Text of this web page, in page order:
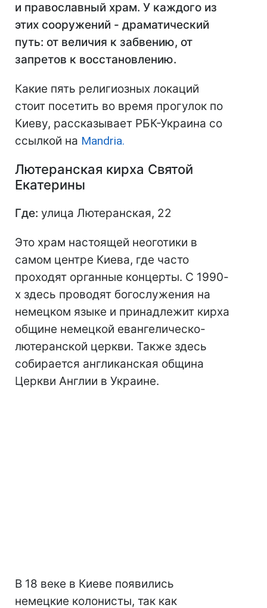
и православный храм. У каждого из
этих сооружений - драматический
путь: от величия к забвению, от
запретов к восстановлению.
Какие пять религиозных локаций
стоит посетить во время прогулок по
Киеву, рассказывает РБК-Украина со
ссылкой на Mandria.
Лютеранская кирха Святой
Екатерины
Где: улица Лютеранская, 22
Это храм настоящей неоготики в
самом центре Киева, где часто
проходят органные концерты. С 1990-
х здесь проводят богослужения на
немецком языке и принадлежит кирха
общине немецкой евангелическо-
лютеранской церкви. Также здесь
собирается англиканская община
Церкви Англии в Украине.
В 18 веке в Киеве появились
немецкие колонисты, так как